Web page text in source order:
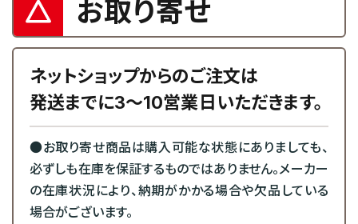
お取り寄せ
ネットショップからのご注文は
発送までに3～10営業日いただきます。
●お取り寄せ商品は購入可能な状態にありましても、
必ずしも在庫を保証するものではありません。メーカー
の在庫状況により、納期がかかる場合や欠品している
場合がございます。